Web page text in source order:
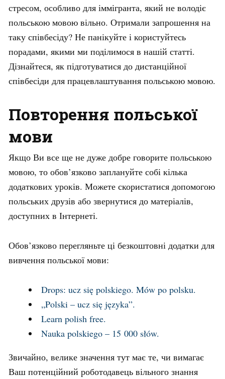
стресом, особливо для іммігранта, який не володіє
польською мовою вільно. Отримали запрошення на
таку співбесіду? Не панікуйте і користуйтесь
порадами, якими ми поділимося в нашій статті.
Дізнайтеся, як підготуватися до дистанційної
співбесіди для працевлаштування польською мовою.
Повторення польської
мови
Якщо Ви все ще не дуже добре говорите польською
мовою, то обов’язково заплануйте собі кілька
додаткових уроків. Можете скористатися допомогою
польських друзів або звернутися до матеріалів,
доступних в Інтернеті.
Обов’язково перегляньте ці безкоштовні додатки для
вивчення польської мови:
Drops: ucz się polskiego. Mów po polsku.
„Polski – ucz się języka”.
Learn polish free.
Nauka polskiego – 15 000 słów.
Звичайно, велике значення тут має те, чи вимагає
Ваш потенційний роботодавець вільного знання